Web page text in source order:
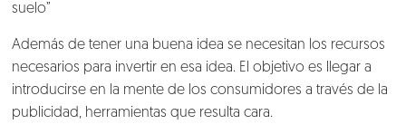
suelo”
Además de tener una buena idea se necesitan los recursos
necesarios para invertir en esa idea. El objetivo es llegar a
introducirse en la mente de los consumidores a través de la
publicidad, herramientas que resulta cara.